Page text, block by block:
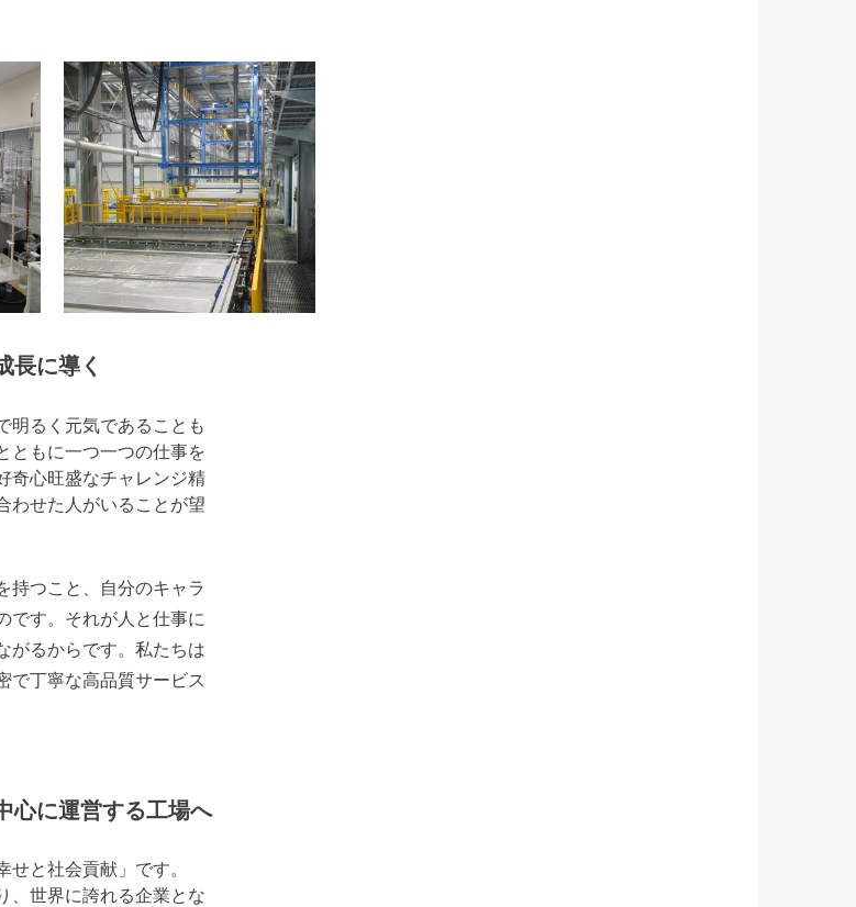
長に導く
明るく元気であることも
ともに一つ一つの仕事を
奇心旺盛なチャレンジ精
わせた人がいることが望
持つこと、自分のキャラ
です。それが人と仕事に
がるからです。私たちは
で丁寧な高品質サービス
心に運営する工場へ
と社会貢献」です。
、世界に誇れる企業とな